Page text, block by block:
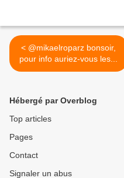
< @mikaelroparz bonsoir,
pour info auriez-vous les...
Hébergé par Overblog
Top articles
Pages
Contact
Signaler un abus